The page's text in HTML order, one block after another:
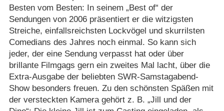
Besten vom Besten: In seinem „Best of“ der
Sendungen von 2006 präsentiert er die witzigsten
Streiche, einfallsreichsten Lockvögel und skurrilsten
Comedians des Jahres noch einmal. So kann sich
jeder, der eine Sendung verpasst hat oder über
brillante Filmgags gern ein zweites Mal lacht, über die
Extra-Ausgabe der beliebten SWR-Samstagabend-
Show besonders freuen. Zu den schönsten Späßen mit
der versteckten Kamera gehört z. B. „Jill und der